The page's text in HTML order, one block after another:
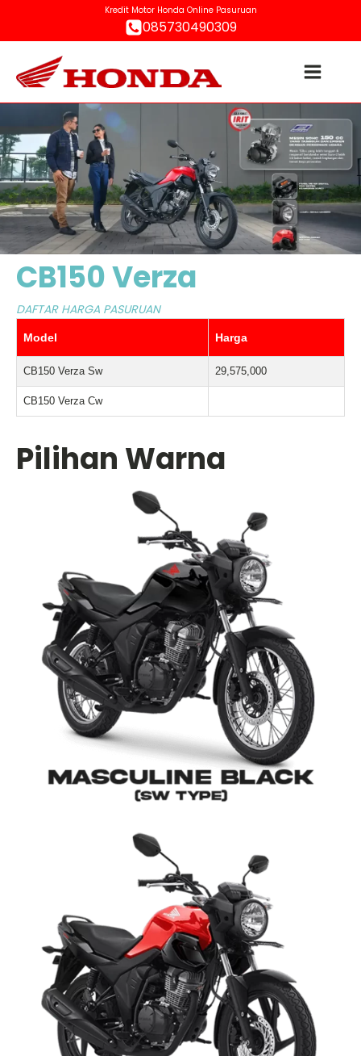
Kredit Motor Honda Online Pasuruan
085730490309
CB150 Verza
DAFTAR HARGA PASURUAN
Model Harga
CB150 Verza Sw 29,575,000
CB150 Verza Cw
Pilihan Warna